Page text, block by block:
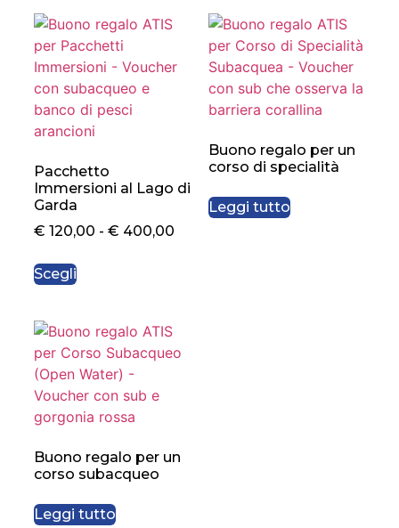
Pacchetto
Immersioni al Lago di
Garda
€ 120,00 - € 400,00
Scegli
Buono regalo per un
corso di specialità
Leggi tutto
Buono regalo per un
corso subacqueo
Leggi tutto